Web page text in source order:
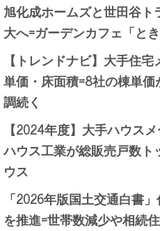
旭化成ホームズと世田谷
大へ=ガーデンカフェ「と
【トレンドナビ】大手住
単価・床面積=8社の棟単
調続く
【2024年度】大手ハウス
ハウス工業が総販売戸数
ウス
「2026年版国土交通白書
を推進=世帯数減少や相続